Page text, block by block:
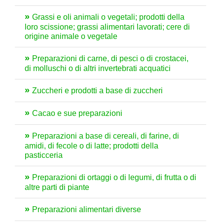
Grassi e oli animali o vegetali; prodotti della
loro scissione; grassi alimentari lavorati; cere di
origine animale o vegetale
Preparazioni di carne, di pesci o di crostacei,
di molluschi o di altri invertebrati acquatici
Zuccheri e prodotti a base di zuccheri
Cacao e sue preparazioni
Preparazioni a base di cereali, di farine, di
amidi, di fecole o di latte; prodotti della
pasticceria
Preparazioni di ortaggi o di legumi, di frutta o di
altre parti di piante
Preparazioni alimentari diverse